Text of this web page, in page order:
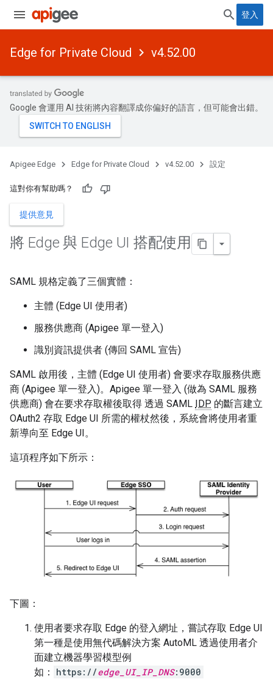
登入
Edge for Private Cloud v4.52.00
Google 會運用 AI 技術將內容翻譯成你偏好的語言，但可能會出錯。
Apigee Edge Edge for Private Cloud v4.52.00 設定
這對你有幫助嗎？
提供意見
將 Edge 與 Edge UI 搭配使用
SAML 規格定義了三個實體：
主體 (Edge UI 使用者)
服務供應商 (Apigee 單一登入)
識別資訊提供者 (傳回 SAML 宣告)
SAML 啟用後，主體 (Edge UI 使用者) 會要求存取服務供應
商 (Apigee 單一登入)。Apigee 單一登入 (做為 SAML 服務
供應商) 會在要求存取權後取得 透過 SAML IDP 的斷言建立
OAuth2 存取 Edge UI 所需的權杖然後，系統會將使用者重
新導向至 Edge UI。
這項程序如下所示：
下圖：
使用者要求存取 Edge 的登入網址，嘗試存取 Edge UI
第一種是使用無代碼解決方案 AutoML 透過使用者介
面建立機器學習模型例
如：
https://edge_UI_IP_DNS:9000